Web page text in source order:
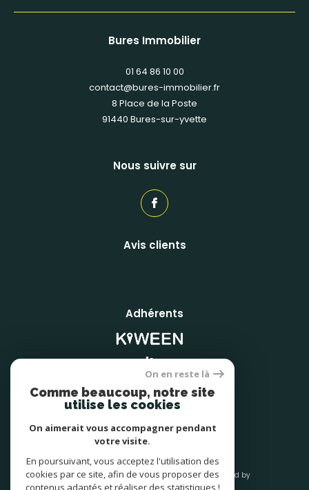
Bures Immobilier
01 64 86 10 00
contact@bures-immobilier.fr
8 Place de la Poste
91440
bures-sur-yvette
Nous suivre sur
Avis clients
Adhérents
© 2026 | Tous droits réservés | Traduction powered by
Google |
On en reste là
Comme beaucoup, notre site
utilise les cookies
On aimerait vous accompagner pendant
votre visite.
En poursuivant, vous acceptez l'utilisation des
cookies par ce site, afin de vous proposer des
contenus adaptés et réaliser des statistiques !